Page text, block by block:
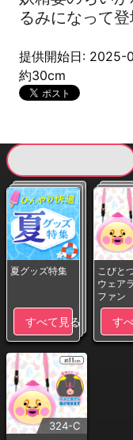
るみになって登
提供開始日: 2025-
約30cm
夏グッズ特集
すべて見る
こびと
ウェア
ファン
す
324-C